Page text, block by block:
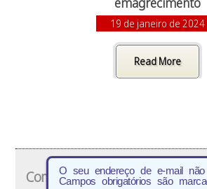
19 de janeiro de 2024
Read More
O seu endereço de e-mail não
Campos obrigatórios são
Comentário*